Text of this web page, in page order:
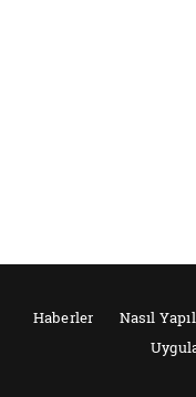
Haberler Nasıl